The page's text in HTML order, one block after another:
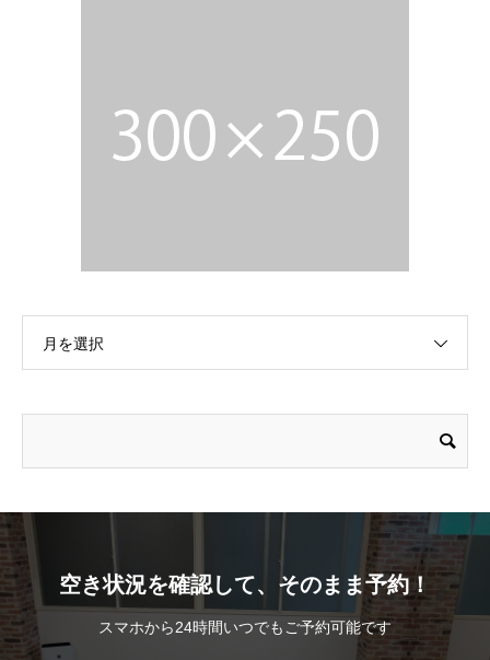
月を選択
空き状況を確認して、そのまま予約！
スマホから24時間いつでもご予約可能です